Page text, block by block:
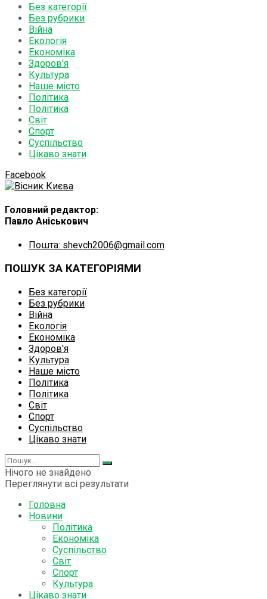
Без категорії
Без рубрики
Війна
Екологія
Економіка
Здоров'я
Культура
Наше місто
Політика
Політика
Світ
Спорт
Суспільство
Цікаво знати
Facebook
Головний редактор:
Павло Аніськович
Пошта: shevch2006@gmail.com
ПОШУК ЗА КАТЕГОРІЯМИ
Без категорії
Без рубрики
Війна
Екологія
Економіка
Здоров'я
Культура
Наше місто
Політика
Політика
Світ
Спорт
Суспільство
Цікаво знати
Нічого не знайдено
Переглянути всі результати
Головна
Новини
Політика
Економіка
Суспільство
Світ
Спорт
Культура
Цікаво знати